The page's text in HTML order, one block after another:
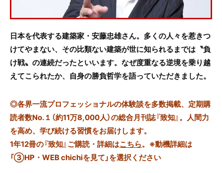
日本を代表する建築家・安藤忠雄さん。多くの人々を惹きつ
けてやまない、その比類ない建築が世に知られるまでは〝負
け戦〟の連続だったといいます。なぜ度重なる逆境を乗り越
えてこられたか、自身の勝負哲学を語っていただきました。
◎各界一流プロフェッショナルの体験談を多数掲載、定期購
読者数No.１（約11万8,000人）の総合月刊誌『致知』。人間力
を高め、学び続ける習慣をお届けします。
1年12冊の『致知』ご購読・詳細はこちら。 ※動機詳細は
「③HP・WEB chichiを見て」を選択ください